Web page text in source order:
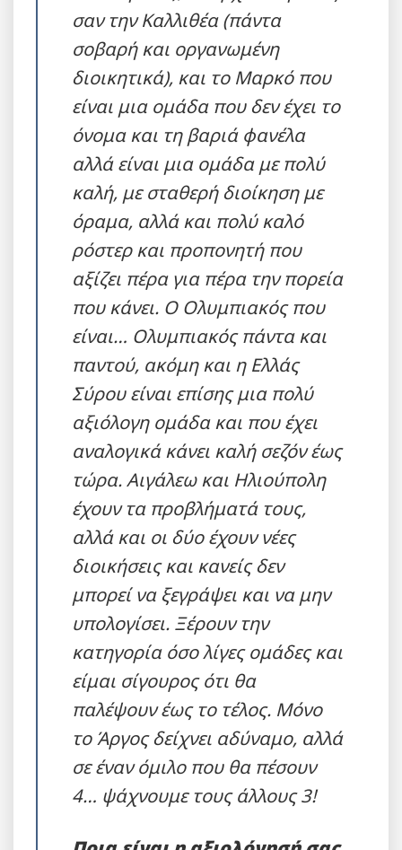
σαν την Καλλιθέα (πάντα
σοβαρή και οργανωμένη
διοικητικά), και το Μαρκό που
είναι μια ομάδα που δεν έχει το
όνομα και τη βαριά φανέλα
αλλά είναι μια ομάδα με πολύ
καλή, με σταθερή διοίκηση με
όραμα, αλλά και πολύ καλό
ρόστερ και προπονητή που
αξίζει πέρα για πέρα την πορεία
που κάνει. Ο Ολυμπιακός που
είναι… Ολυμπιακός πάντα και
παντού, ακόμη και η Ελλάς
Σύρου είναι επίσης μια πολύ
αξιόλογη ομάδα και που έχει
αναλογικά κάνει καλή σεζόν έως
τώρα. Αιγάλεω και Ηλιούπολη
έχουν τα προβλήματά τους,
αλλά και οι δύο έχουν νέες
διοικήσεις και κανείς δεν
μπορεί να ξεγράψει και να μην
υπολογίσει. Ξέρουν την
κατηγορία όσο λίγες ομάδες και
είμαι σίγουρος ότι θα
παλέψουν έως το τέλος. Μόνο
το Άργος δείχνει αδύναμο, αλλά
σε έναν όμιλο που θα πέσουν
4… ψάχνουμε τους άλλους 3!